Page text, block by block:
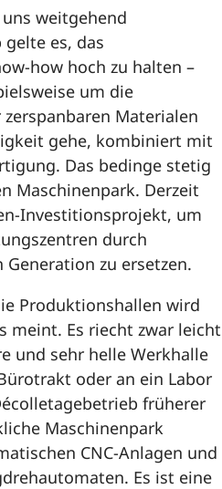
uns weitgehend
gelte es, das
how hoch zu halten –
um die
Materialen
gehe, kombiniert mit
Das bedinge stetig
Maschinenpark. Derzeit
Investitionsprojekt, um
durch
zu ersetzen.
Produktionshallen wird
meint. Es riecht zwar leicht
und sehr helle Werkhalle
oder an ein Labor
früherer
Maschinenpark
CNC-Anlagen und
Es ist eine